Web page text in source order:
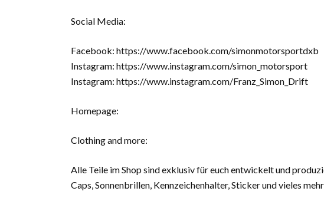
Social Media:
Facebook: https://www.facebook.com/simonmotorsportdxb
Instagram: https://www.instagram.com/simon_motorsport
Instagram: https://www.instagram.com/Franz_Simon_Drift
Homepage:
Clothing and more:
Alle Teile im Shop sind exklusiv für euch entwickelt und
Caps, Sonnenbrillen, Kennzeichenhalter, Sticker und vieles